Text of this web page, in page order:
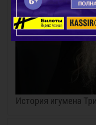
История игумена